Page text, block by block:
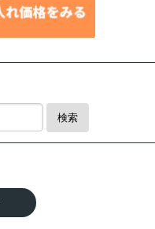
検索